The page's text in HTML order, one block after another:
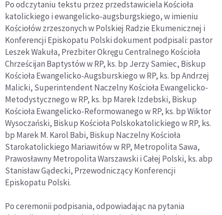
Po odczytaniu tekstu przez przedstawiciela Kościoła
katolickiego i ewangelicko-augsburgskiego, w imieniu
Kościołów zrzeszonych w Polskiej Radzie Ekumenicznej i
Konferencji Episkopatu Polski dokument podpisali: pastor
Leszek Wakuła, Prezbiter Okręgu Centralnego Kościoła
Chrześcijan Baptystów w RP, ks. bp Jerzy Samiec, Biskup
Kościoła Ewangelicko-Augsburskiego w RP, ks. bp Andrzej
Malicki, Superintendent Naczelny Kościoła Ewangelicko-
Metodystycznego w RP, ks. bp Marek Izdebski, Biskup
Kościoła Ewangelicko-Reformowanego w RP, ks. bp Wiktor
Wysoczański, Biskup Kościoła Polskokatolickiego w RP, ks.
bp Marek M. Karol Babi, Biskup Naczelny Kościoła
Starokatolickiego Mariawitów w RP, Metropolita Sawa,
Prawosławny Metropolita Warszawski i Całej Polski, ks. abp
Stanisław Gądecki, Przewodniczący Konferencji
Episkopatu Polski.
Po ceremonii podpisania, odpowiadając na pytania